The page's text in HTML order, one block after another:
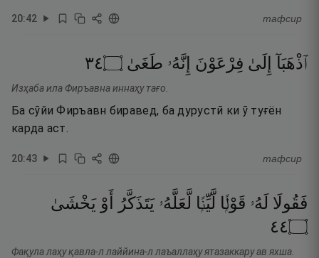
20:42 тафсир
ٱذْهَبَآ إِلَىٰ فِرْعَوْنَ إِنَّهُۥ طَغَىٰ ۝٤٣
Изҳаба ила Фиръавна иннаҳу тағо.
Ба сӯйи Фиръавн биравед, ба дурустӣ ки ӯ туғён
карда аст.
20:43 тафсир
فَقُولَا لَهُۥ قَوْلًۭا لَّيِّنًۭا لَّعَلَّهُۥ يَتَذَكَّرُ أَوْ يَخْشَىٰ
۝٤٤
Фақула лаҳу қавла-л лаййина-л лаъаллаҳу ятазаккару ав яхша.